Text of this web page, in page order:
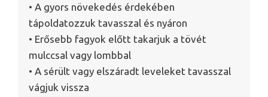
• A gyors növekedés érdekében
tápoldatozzuk tavasszal és nyáron
• Erősebb fagyok előtt takarjuk a tövét
mulccsal vagy lombbal
• A sérült vagy elszáradt leveleket tavasszal
vágjuk vissza